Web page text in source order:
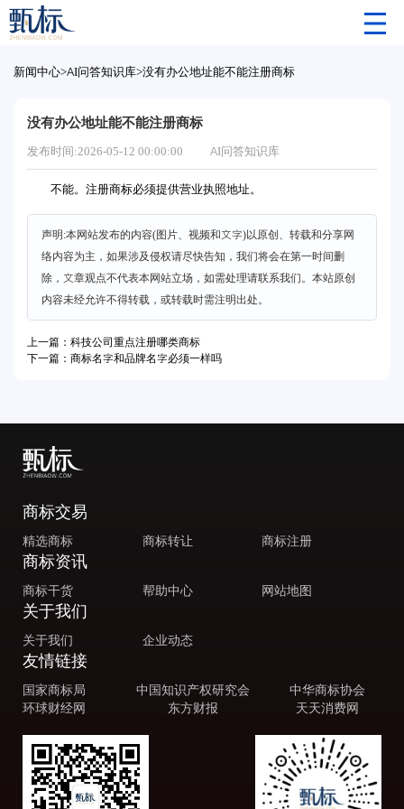
新闻中心>AI问答知识库>没有办公地址能不能注册商标
没有办公地址能不能注册商标
发布时间:2026-05-12 00:00:00 AI问答知识库
不能。注册商标必须提供营业执照地址。
声明:本网站发布的内容(图片、视频和文字)以原创、转载和分享网
络内容为主，如果涉及侵权请尽快告知，我们将会在第一时间删
除，文章观点不代表本网站立场，如需处理请联系我们。本站原创
内容未经允许不得转载，或转载时需注明出处。
上一篇：科技公司重点注册哪类商标
下一篇：商标名字和品牌名字必须一样吗
商标交易
精选商标 商标转让 商标注册
商标资讯
商标干货 帮助中心 网站地图
关于我们
关于我们 企业动态
友情链接
国家商标局 中国知识产权研究会
中华商标协会
环球财经网
东方财报 天天消费网